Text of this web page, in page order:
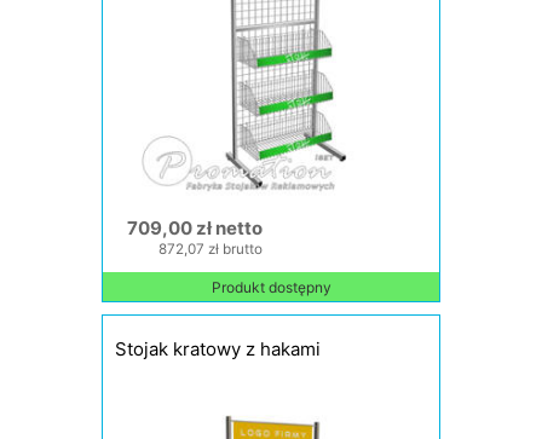
709,00 zł netto
872,07 zł brutto
Produkt dostępny
Stojak kratowy z hakami